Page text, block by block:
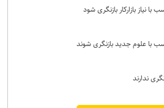
نیاز بازارکار بازنگری شود
با علوم جدید بازنگری شوند
ندارند